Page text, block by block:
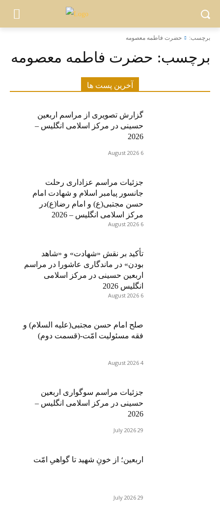
برچسب: حضرت فاطمه معصومه
برچسب: حضرت فاطمه معصومه
آخرین پست ها
گزارش تصویری از مراسم اربعین
حسینی در مرکز اسلامی انگلیس –
2026
6 August 2026
جزئیات مراسم عزاداری رحلت
جانسور پیامبر اسلام و شهادت امام
حسن مجتبی(ع) و امام رضا(ع)در
مرکز اسلامی انگلیس – 2026
6 August 2026
تأکید بر نقش «شهادت» و «شاهد
بودن» در ماندگاری عاشورا در مراسم
اربعین حسینی در مرکز اسلامی
انگلیس 2026
6 August 2026
صلح امام حسن مجتبی(علیه السلام) و
فقه مسئولیت امّت-(قسمت دوم)
4 August 2026
جزئیات مراسم سوگواری اربعین
حسینی در مرکز اسلامی انگلیس –
2026
29 July 2026
اربعین؛ از خونِ شهید تا گواهیِ امّت
29 July 2026